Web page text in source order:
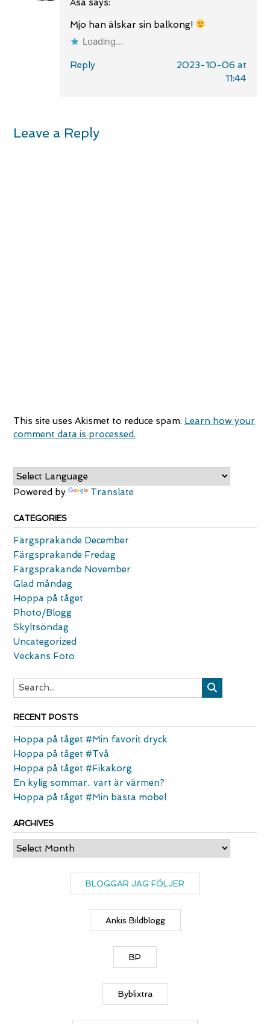
Mjo han älskar sin balkong!
Loading...
Reply
2023-10-06 at
11:44
Leave a Reply
This site uses Akismet to reduce spam. Learn how your
comment data is processed.
Powered by Translate
CATEGORIES
Färgsprakande December
Färgsprakande Fredag
Färgsprakande November
Glad måndag
Hoppa på tåget
Photo/Blogg
Skyltsöndag
Uncategorized
Veckans Foto
RECENT POSTS
Hoppa på tåget #Min favorit dryck
Hoppa på tåget #Två
Hoppa på tåget #Fikakorg
En kylig sommar.. vart är värmen?
Hoppa på tåget #Min bästa möbel
ARCHIVES
Archives
BLOGGAR JAG FÖLJER
Ankis Bildblogg
BP
Byblixtra